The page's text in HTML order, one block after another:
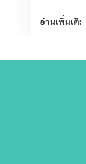
อ่านเพิ่มเติม